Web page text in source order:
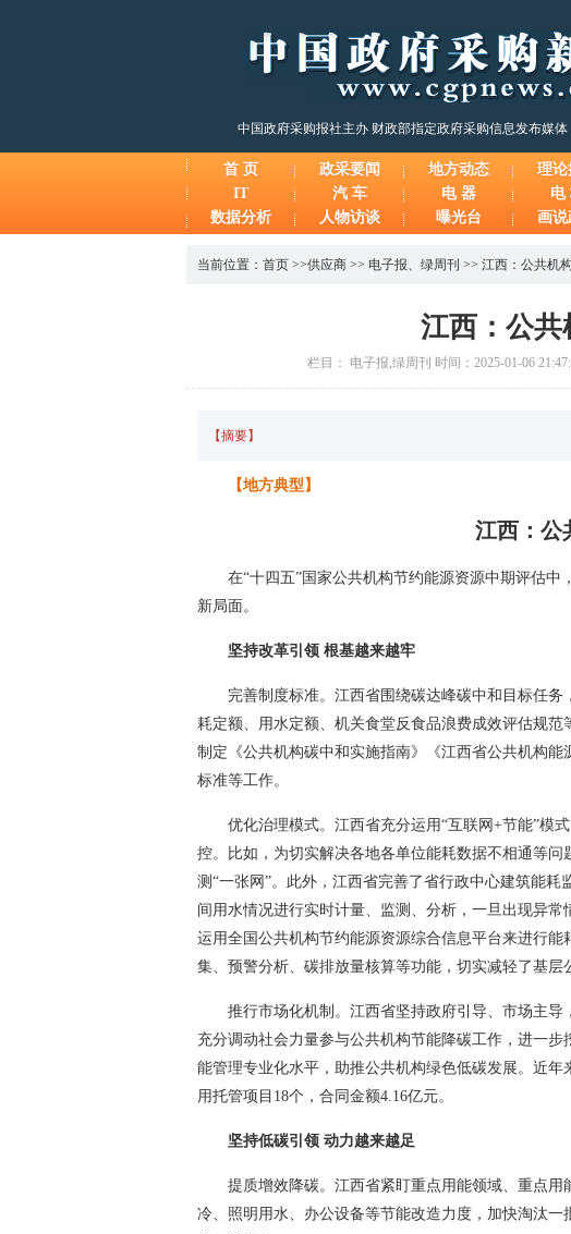
中国政府采购报社主办 财政部指定政府采购信息发布媒体
首 页 政采要闻 地方动态 理论
IT
汽 车 电 器 电
数据分析
人物访谈 曝光台 画
当前位置： 首页 >>供应商 >> 电子报、 绿周刊 >> 江西：公共机
江西：公
栏目： 电子报,绿周刊 时间：2025-01-06
【摘要】
【地方典型】
江西：公
在“十四五”国家公共机构节约能源资源中期评估
新局面。
坚持改革引领 根基越来越牢
完善制度标准。江西省围绕碳达峰碳中和目标任
耗定额、用水定额、机关食堂反食品浪费成效评估规
制定《公共机构碳中和实施指南》《江西省公共机构
标准等工作。
优化治理模式。江西省充分运用“互联网+节能”模
控。比如，为切实解决各地各单位能耗数据不相通等
测“一张网”。此外，江西省完善了省行政中心建筑能
间用水情况进行实时计量、监测、分析，一旦出现异
运用全国公共机构节约能源资源综合信息平台来进行
集、预警分析、碳排放量核算等功能，切实减轻了基层
推行市场化机制。江西省坚持政府引导、市场主导
充分调动社会力量参与公共机构节能降碳工作，进一
能管理专业化水平，助推公共机构绿色低碳发展。近
用托管项目18个，合同金额4.16亿元。
坚持低碳引领 动力越来越足
提质增效降碳。江西省紧盯重点用能领域、重点
冷、照明用水、办公设备等节能改造力度，加快淘汰